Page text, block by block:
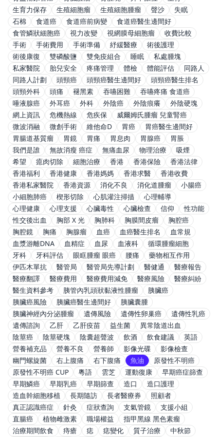
生育力保存
生殖細胞瘤 生殖細胞腫瘤 聲沙
失眠
石棉
食道癌 食道癌前病變
食道癌醫生邊間好
食管鱗狀細胞癌
視力改變 視網膜母細胞瘤
收費比較
手術
手術費用 手術準備 紓緩醫療
術後護理
術後康復
雙磷酸鹽 雙免疫組合 睡眠
私處腫塊
私家醫院
胎兒安全 疼痛管理 體檢 體能評估
同路人
同路人計劃
頭頸癌 頭頸癌醫生邊間好
頭頸癌醫生排名
頭頸外科
頭痛 褪黑素 吞嚥困難
吞嚥疼痛 食道癌
唾液腺癌
外耳癌 外科 外陰癌 外陰痕癢
外陰硬塊
網上資訊
危機熱線 危疾保
威爾姆氏腫瘤 兒童腎癌
微波消融
微創手術 維他命D 胃癌
胃癌醫生邊間好
胃腸道基質瘤
胃鏡 胃痛 胃息肉 胃腺癌
胃脹
我們是誰
無故消瘦 癌症 無痛血尿 物理治療
吸煙
希望
瘜肉切除 細胞治療 香港 香港保險
香港法律
香港福利
香港健康 香港媽媽 香港求醫
香港收費
香港私家醫院
香港資源 消化不良 消化道腫瘤
小腸癌
小細胞肺癌
楔形切除 心肌灌注掃描
心理輔導
心理健康
心理支援 心臟毒性 心臟檢查 信仰
性功能
性交後出血
胸部 X 光 胸肺科 胸膜間皮瘤
胸腔癌
胸腔鏡
胸痛 胸腺瘤 血癌 血癌醫生排名
血常規
血漿游離DNA
血精症 血尿 血液科
循環腫瘤細胞
牙科
牙科評估 眼眶腫瘤 眼癌 腰痛
藥物相互作用
伊匹木單抗
醫管局 醫管局先導計劃 醫健通
醫療報告
醫療翻譯
醫療費用 醫療費用減免 醫療風險
醫療糾紛
醫生資料參考
胰管內乳頭狀黏液性腫瘤
胰臟癌
胰臟癌風險
胰臟癌醫生邊間好
胰臟囊腫
胰臟神經內分泌腫瘤
遺傳風險 遺傳性卵巢癌
遺傳性乳癌
遺傳諮詢
乙肝 乙肝疫苗 益生菌
異常陰道出血
陰莖癌
陰莖硬塊 陰囊超聲波 飲酒 飲食建議
英語
營養補充品
營養不良 營養師 影像光碟
影像檢查
幽門螺旋菌
右上腹痛 右下腹痛 魚油
原發性不明癌
原發性不明癌 CUP
粵語 雲芝 運動復康
早期癌症篩查
早期鱗癌
早期乳癌 早期篩查 造口
造口護理
造血幹細胞移植
長期隨訪 長者醫療券
照顧者
真正認識癌症
針灸 症狀查詢 支氣管鏡
支援小組
直腸癌
植物雌激素 職場權益
指甲黑線 黑色素瘤
治療期間飲食
痔瘡 痣 痣變化 質子治療
中秋節